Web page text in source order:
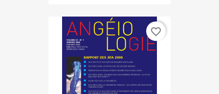
favorite_border